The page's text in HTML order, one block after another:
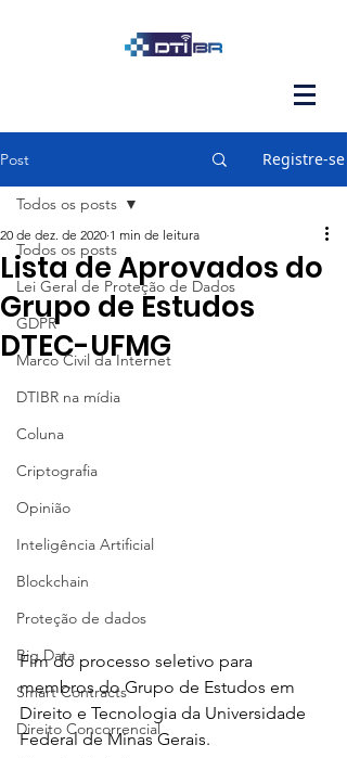
Post Registre-se
Todos os posts
Lei Geral de Proteção de Dados
GDPR
Marco Civil da Internet
DTIBR na mídia
Coluna
Criptografia
Opinião
Inteligência Artificial
Blockchain
Proteção de dados
Big Data
Smart Contracts
Direito Concorrencial
Todos os posts
Lista de Aprovados do
Grupo de Estudos
DTEC-UFMG
20 de dez. de 2020 1 min de leitura
Fim do processo seletivo para
membros do Grupo de Estudos em
Direito e Tecnologia da Universidade
Federal de Minas Gerais.